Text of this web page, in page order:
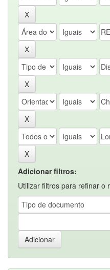
Adicionar filtros:
Utilizar filtros para refinar o